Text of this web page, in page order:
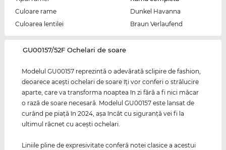
Culoare rame
Dunkel Havanna
Culoarea lentilei
Braun Verlaufend
‌GU00157/52F Ochelari de soare
Modelul GU00157 reprezintă o adevărată sclipire de fashion,
deoarece aceşti ochelari de soare îţi vor conferi o strălucire
aparte, care va transforma noaptea în zi fără a fi nici măcar
o rază de soare necesară. Modelul GU00157 este lansat de
curând pe piaţă în 2024, aşa încât cu siguranţă vei fi la
ultimul răcnet cu aceşti ochelari.
Liniile pline de expresivitate conferă notei clasice a acestui